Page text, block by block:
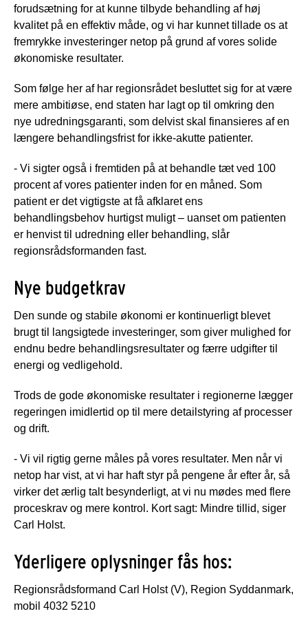
forudsætning for at kunne tilbyde behandling af høj
kvalitet på en effektiv måde, og vi har kunnet tillade os at
fremrykke investeringer netop på grund af vores solide
økonomiske resultater.
Som følge her af har regionsrådet besluttet sig for at være
mere ambitiøse, end staten har lagt op til omkring den
nye udredningsgaranti, som delvist skal finansieres af en
længere behandlingsfrist for ikke-akutte patienter.
- Vi sigter også i fremtiden på at behandle tæt ved 100
procent af vores patienter inden for en måned. Som
patient er det vigtigste at få afklaret ens
behandlingsbehov hurtigst muligt – uanset om patienten
er henvist til udredning eller behandling, slår
regionsrådsformanden fast.
Nye budgetkrav
Den sunde og stabile økonomi er kontinuerligt blevet
brugt til langsigtede investeringer, som giver mulighed for
endnu bedre behandlingsresultater og færre udgifter til
energi og vedligehold.
Trods de gode økonomiske resultater i regionerne lægger
regeringen imidlertid op til mere detailstyring af processer
og drift.
- Vi vil rigtig gerne måles på vores resultater. Men når vi
netop har vist, at vi har haft styr på pengene år efter år, så
virker det ærlig talt besynderligt, at vi nu mødes med flere
proceskrav og mere kontrol. Kort sagt: Mindre tillid, siger
Carl Holst.
Yderligere oplysninger fås hos:
Regionsrådsformand Carl Holst (V), Region Syddanmark,
mobil 4032 5210